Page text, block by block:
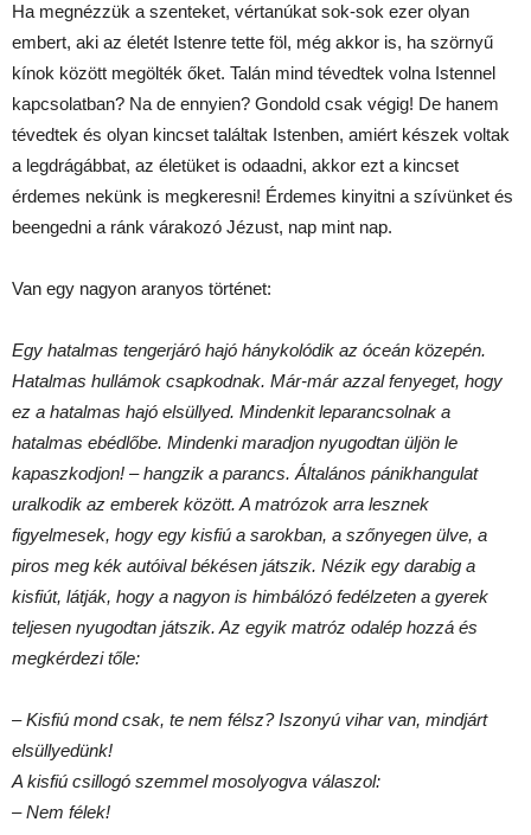
Ha megnézzük a szenteket, vértanúkat sok-sok ezer olyan
embert, aki az életét Istenre tette föl, még akkor is, ha szörnyű
kínok között megölték őket. Talán mind tévedtek volna Istennel
kapcsolatban? Na de ennyien? Gondold csak végig! De hanem
tévedtek és olyan kincset találtak Istenben, amiért készek voltak
a legdrágábbat, az életüket is odaadni, akkor ezt a kincset
érdemes nekünk is megkeresni! Érdemes kinyitni a szívünket és
beengedni a ránk várakozó Jézust, nap mint nap.
Van egy nagyon aranyos történet:
Egy hatalmas tengerjáró hajó hánykolódik az óceán közepén.
Hatalmas hullámok csapkodnak. Már-már azzal fenyeget, hogy
ez a hatalmas hajó elsüllyed. Mindenkit leparancsolnak a
hatalmas ebédlőbe. Mindenki maradjon nyugodtan üljön le
kapaszkodjon! – hangzik a parancs. Általános pánikhangulat
uralkodik az emberek között. A matrózok arra lesznek
figyelmesek, hogy egy kisfiú a sarokban, a szőnyegen ülve, a
piros meg kék autóival békésen játszik. Nézik egy darabig a
kisfiút, látják, hogy a nagyon is himbálózó fedélzeten a gyerek
teljesen nyugodtan játszik. Az egyik matróz odalép hozzá és
megkérdezi tőle:
– Kisfiú mond csak, te nem félsz? Iszonyú vihar van, mindjárt
elsüllyedünk!
A kisfiú csillogó szemmel mosolyogva válaszol:
– Nem félek!